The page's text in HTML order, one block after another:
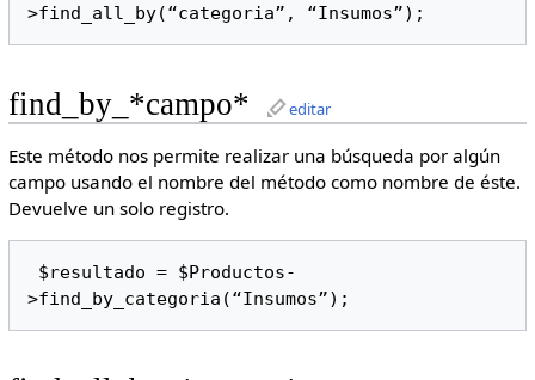
>find_all_by(“categoria”, “Insumos”);
find_by_*campo* editar
Este método nos permite realizar una búsqueda por algún
campo usando el nombre del método como nombre de éste.
Devuelve un solo registro.
>find_by_categoria(“Insumos”);